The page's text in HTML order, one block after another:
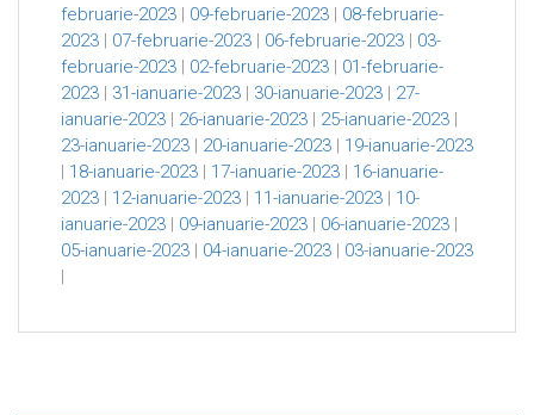
februarie-2023 | 09-februarie-2023 | 08-februarie-
2023 | 07-februarie-2023 | 06-februarie-2023 | 03-
februarie-2023 | 02-februarie-2023 | 01-februarie-
2023 | 31-ianuarie-2023 | 30-ianuarie-2023 | 27-
ianuarie-2023 | 26-ianuarie-2023 | 25-ianuarie-2023 |
23-ianuarie-2023 | 20-ianuarie-2023 | 19-ianuarie-2023
| 18-ianuarie-2023 | 17-ianuarie-2023 | 16-ianuarie-
2023 | 12-ianuarie-2023 | 11-ianuarie-2023 | 10-
ianuarie-2023 | 09-ianuarie-2023 | 06-ianuarie-2023 |
05-ianuarie-2023 | 04-ianuarie-2023 | 03-ianuarie-2023
|